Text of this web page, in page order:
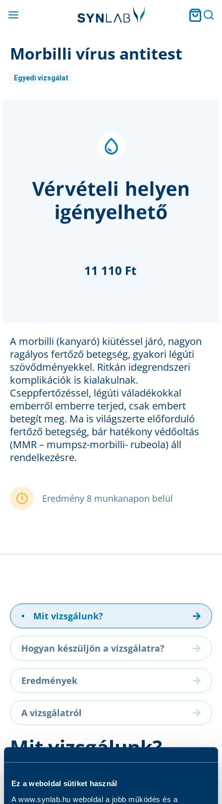
Ez a weboldal sütiket használ
A www.synlab.hu weboldal a jobb működés és a
Morbilli vírus antitest
Egyedi vizsgálat
A morbilli (kanyaró) kiütéssel járó, nagyon
ragályos fertőző betegség, gyakori légúti
szövődményekkel. Ritkán idegrendszeri
komplikációk is kialakulnak.
Cseppfertőzéssel, légúti váladékokkal
emberről emberre terjed, csak embert
betegít meg. Ma is világszerte előforduló
fertőző betegség, bár hatékony védőoltás
(MMR – mumpsz-morbilli- rubeola) áll
rendelkezésre.
Eredmény 8 munkanapon belül
11 110 Ft
• Mit vizsgálunk?
Hogyan készüljön a vizsgálatra?
Eredmények
A vizsgálatról
Mit vizsgálunk?
A vizsgálat célja a morbilli vírus IgG